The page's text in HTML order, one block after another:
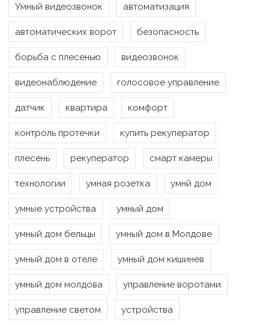
Умный видеозвонок автоматизация
автоматических ворот безопасность
борьба с плесенью видеозвонок
видеонаблюдение голосовое управление
датчик квартира комфорт
контроль протечки купить рекуператор
плесень рекуператор смарт камеры
технологии умная розетка умнй дом
умные устройства умный дом
умный дом бельцы умный дом в Молдове
умный дом в отеле умный дом кишинев
умный дом молдова управление воротами
управление светом устройства